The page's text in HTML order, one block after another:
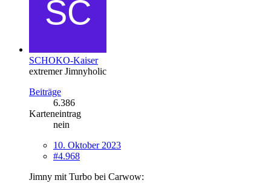
SCHOKO-Kaiser
extremer Jimnyholic
Beiträge
6.386
Karteneintrag
nein
10. Oktober 2023
#4.968
Jimny mit Turbo bei Carwow: